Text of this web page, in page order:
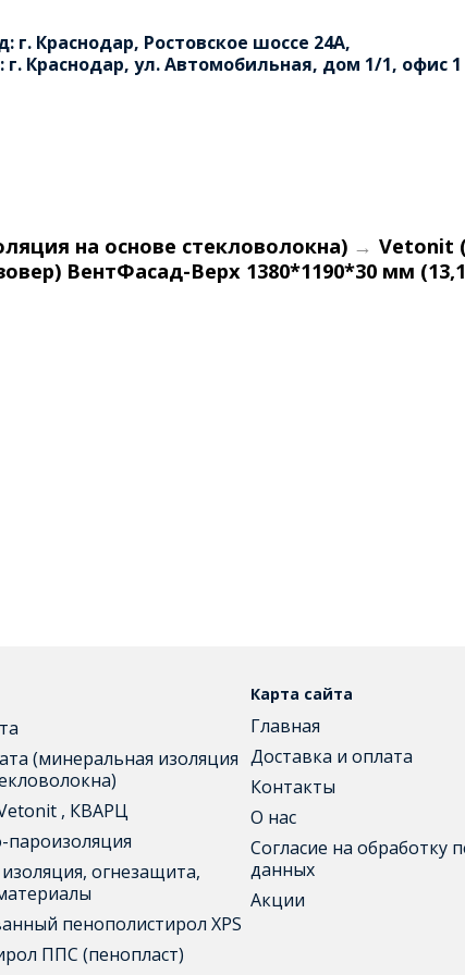
г. Краснодар, Ростовское шоссе 24А,
г. Краснодар, ул. Автомобильная, дом 1/1, офис 1
на основе стекловолокна) → Vetonit
ВентФасад-Верх 1380*1190*30 мм
(минеральная изоляция
, КВАРЦ
пароизоляция
огнезащита,
пенополистирол XPS
ППС (пенопласт)
Карта сайта
Главная
Доставка и оплата
Контакты
О нас
Согласие на обработку
данных
Акции